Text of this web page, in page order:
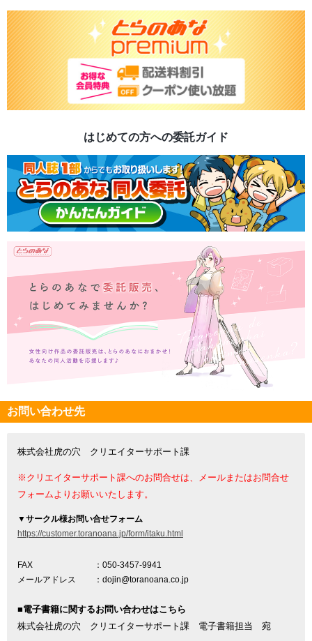
はじめての方への委託ガイド
お問い合わせ先
株式会社虎の穴 クリエイターサポート課
※クリエイターサポート課へのお問合せは、メールまたはお問合せ
フォームよりお願いいたします。
▼サークル様お問い合せフォーム
https://customer.toranoana.jp/form/itaku.html
FAX
：050-3457-9941
メールアドレス
：dojin@toranoana.co.jp
■電子書籍に関するお問い合わせはこちら
株式会社虎の穴 クリエイターサポート課 電子書籍担当 宛